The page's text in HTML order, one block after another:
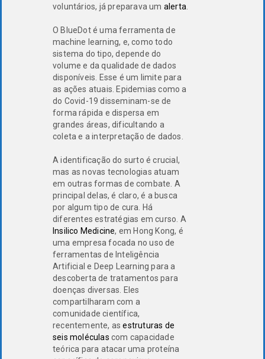
voluntários, já preparava um alerta
O BlueDot é uma ferramenta de
machine learning, e, como todo
sistema do tipo, depende do
volume e da qualidade de dados
disponíveis. Esse é um limite para
as ações atuais. Epidemias como a
do Covid-19 disseminam-se de
forma rápida e dispersa em
grandes áreas, dificultando a
coleta e a interpretação de dados.
A identificação do surto é crucial,
mas as novas tecnologias atuam
em outras formas de combate. A
principal delas, é claro, é a busca
por algum tipo de cura. Há
diferentes estratégias em curso. A
Insilico Medicine, em Hong Kong, é
uma empresa focada no uso de
ferramentas de Inteligência
Artificial e Deep Learning para a
descoberta de tratamentos para
doenças diversas. Eles
compartilharam com a
comunidade científica,
recentemente, asestruturas de
seis moléculas com capacidade
teórica para atacar uma proteína